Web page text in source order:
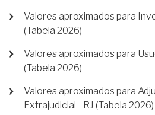
Valores aproximados para
(Tabela 2026)
Valores aproximados para
(Tabela 2026)
Valores aproximados para
Extrajudicial - RJ (Tabela 2026)